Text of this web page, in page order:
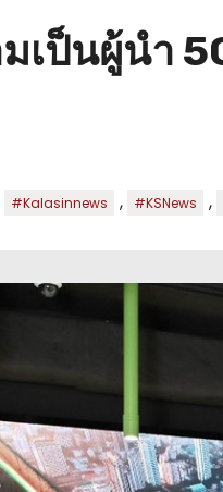
เป็นผู้นำ
#Kalasinnews , #KSNews ,